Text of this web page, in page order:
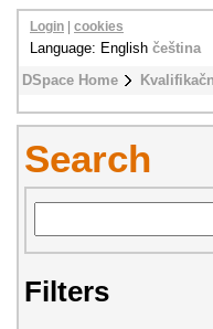
DSpace Home
Login cookies
Language: English čeština
Search
Filters